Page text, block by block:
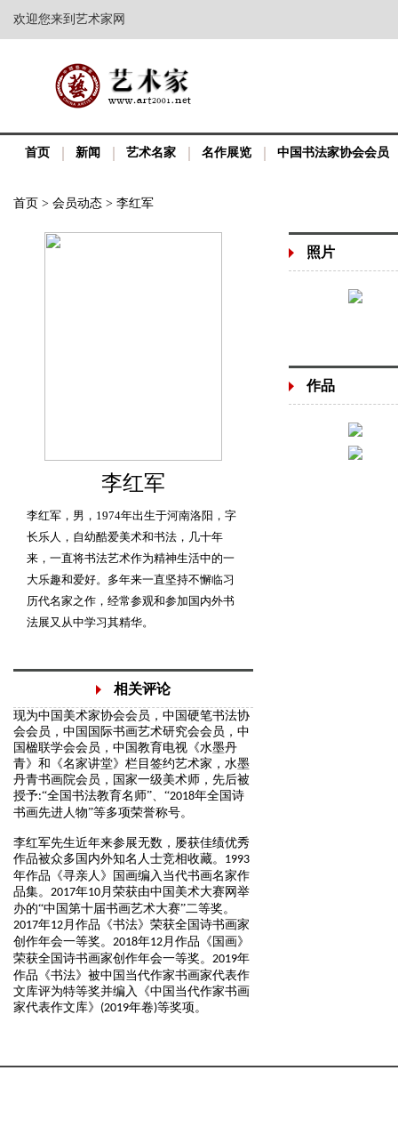
欢迎您来到艺术家网
首页 新闻 艺术名家 名作展览 中国书法家协会会员
首页 > 会员动态 > 李红军
李红军
李红军，男，1974年出生于河南洛阳，字
长乐人，自幼酷爱美术和书法，几十年
来，一直将书法艺术作为精神生活中的一
大乐趣和爱好。多年来一直坚持不懈临习
历代名家之作，经常参观和参加国内外书
法展又从中学习其精华。
相关评论
现为中国美术家协会会员， 中国硬笔书法协
会会员，中国国际书画艺术研究会会员，中
国楹联学会会员，中国教育电视《水墨丹
青》和《名家讲堂》栏目签约艺术家，水墨
丹青书画院会员，国家一级美术师，先后被
授予:“全国书法教育名师”、“2018年全国诗
书画先进人物”等多项荣誉称号。
李红军先生近年来参展无数，屡获佳绩优秀
作品被众多国内外知名人士竞相收藏。 1993
年作品《寻亲人》国画编入当代书画名家作
品集。 2017年10月荣获由中国美术大赛网举
办的“中国第十届书画艺术大赛”二等奖。
2017年12月作品《书法》荣获全国诗书画家
创作年会一等奖。 2018年12月作品《国画》
荣获全国诗书画家创作年会一等奖。 2019年
作品《书法》被中国当代作家书画家代表作
文库评为特等奖并编入《中国当代作家书画
家代表作文库》 (2019年卷)等奖项。
照片
作品